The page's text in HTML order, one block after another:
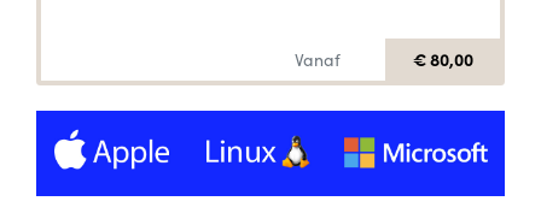
Vanaf € 80,00